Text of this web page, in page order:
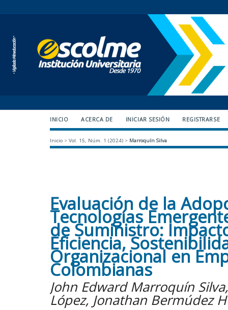
INICIO ACERCA DE INICIAR SESIÓN REGISTRARSE
Inicio > Vol. 15, Núm. 1 (2024) > Marroquín Silva
Evaluación de la
Tecnologías
de Suministro:
Eficiencia,
Organizacional en
Colombianas
John Edward Marroquín
López, Jonathan Bermúdez